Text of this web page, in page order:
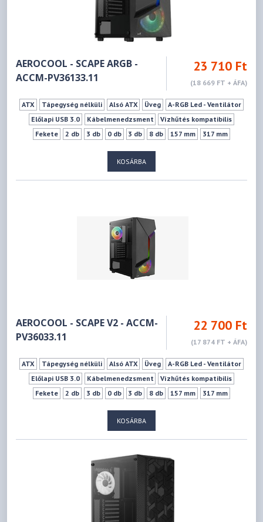
AEROCOOL - SCAPE ARGB -
ACCM-PV36133.11
23 710 Ft
(18 669 FT + ÁFA)
ATX Tápegység nélküli Alsó ATX Üveg
A-RGB Led - Ventilátor
Előlapi USB 3.0
Kábelmenedzsment
Vízhűtés kompatibilis
Fekete
2 db 3 db 0 db 3 db 8 db 157 mm 317 mm
KOSÁRBA
AEROCOOL - SCAPE V2 - ACCM-
PV36033.11
22 700 Ft
(17 874 FT + ÁFA)
ATX Tápegység nélküli Alsó ATX Üveg
A-RGB Led - Ventilátor
Előlapi USB 3.0
Kábelmenedzsment
Vízhűtés kompatibilis
Fekete
2 db 3 db 0 db 3 db 8 db 157 mm 317 mm
KOSÁRBA